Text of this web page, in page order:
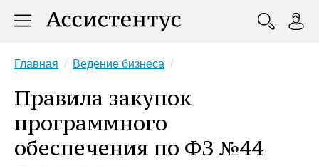
Главная Ведение бизнеса
Правила закупок
программного
обеспечения по ФЗ №44